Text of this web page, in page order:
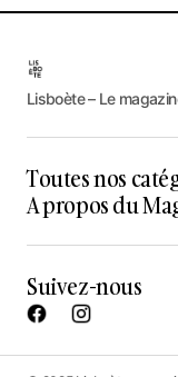
Lisboète – Le
Toutes nos
A propos du
Suivez-nous